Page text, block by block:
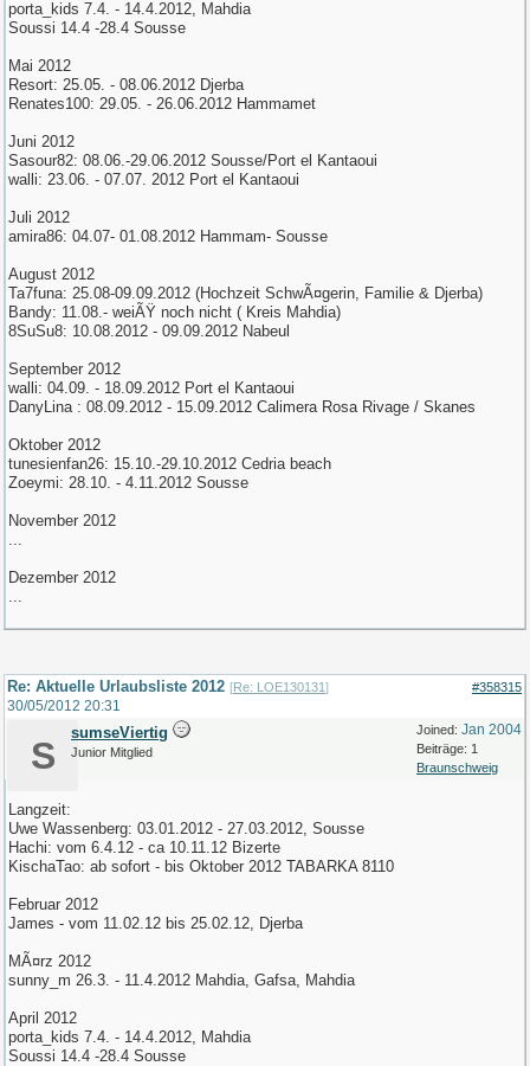
porta_kids 7.4. - 14.4.2012, Mahdia
Soussi 14.4 -28.4 Sousse
Mai 2012
Resort: 25.05. - 08.06.2012 Djerba
Renates100: 29.05. - 26.06.2012 Hammamet
Juni 2012
Sasour82: 08.06.-29.06.2012 Sousse/Port el Kantaoui
walli: 23.06. - 07.07. 2012 Port el Kantaoui
Juli 2012
amira86: 04.07- 01.08.2012 Hammam- Sousse
August 2012
Ta7funa: 25.08-09.09.2012 (Hochzeit SchwÃ¤gerin, Familie & Djerba)
Bandy: 11.08.- weiÃŸ noch nicht ( Kreis Mahdia)
8SuSu8: 10.08.2012 - 09.09.2012 Nabeul
September 2012
walli: 04.09. - 18.09.2012 Port el Kantaoui
DanyLina : 08.09.2012 - 15.09.2012 Calimera Rosa Rivage / Skanes
Oktober 2012
tunesienfan26: 15.10.-29.10.2012 Cedria beach
Zoeymi: 28.10. - 4.11.2012 Sousse
November 2012
...
Dezember 2012
...
Re: Aktuelle Urlaubsliste 2012 [Re: LOE130131] #358315
30/05/2012 20:31
Joined: Jan 2004
Beiträge: 1
Braunschweig
S
sumseViertig
Junior Mitglied
Langzeit:
Uwe Wassenberg: 03.01.2012 - 27.03.2012, Sousse
Hachi: vom 6.4.12 - ca 10.11.12 Bizerte
KischaTao: ab sofort - bis Oktober 2012 TABARKA 8110
Februar 2012
James - vom 11.02.12 bis 25.02.12, Djerba
MÃ¤rz 2012
sunny_m 26.3. - 11.4.2012 Mahdia, Gafsa, Mahdia
April 2012
porta_kids 7.4. - 14.4.2012, Mahdia
Soussi 14.4 -28.4 Sousse